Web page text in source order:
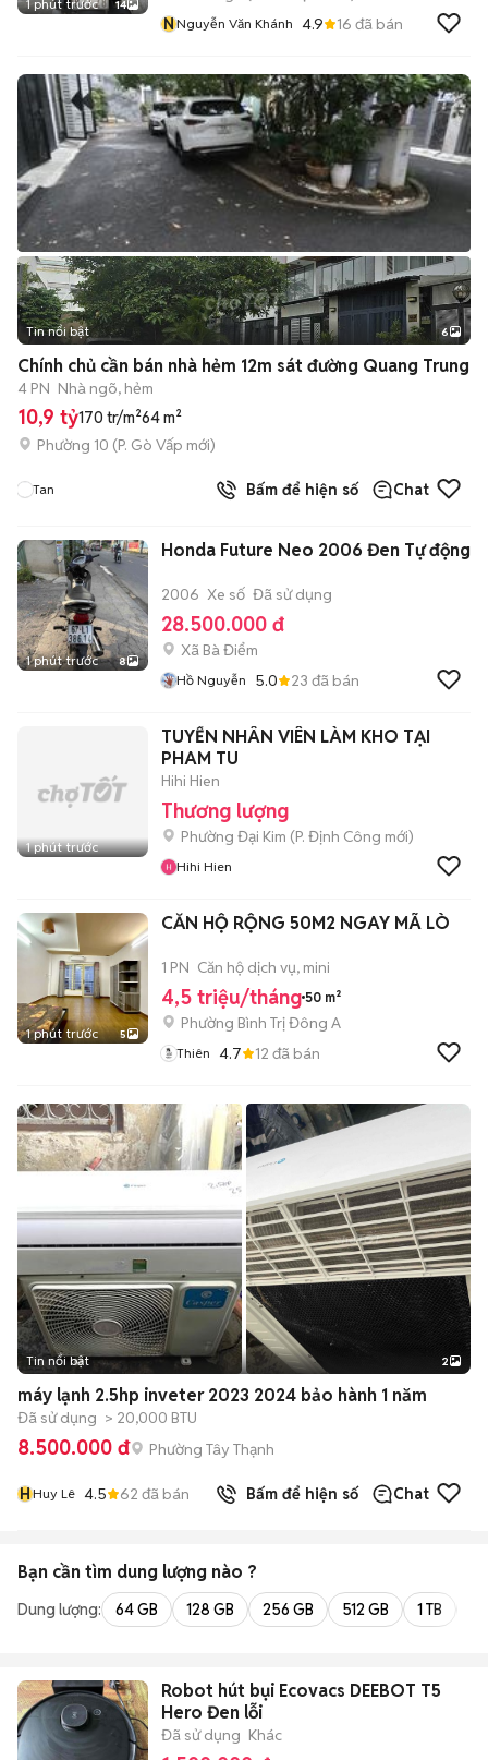
1 phút trước 14
NNguyễn Văn Khánh 4.9 16 đã bán
+2
Tin nổi bật 6
Chính chủ cần bán nhà hẻm 12m sát đường Quang Trung
4 PN Nhà ngõ, hẻm
10,9 tỷ170 tr/m²64 m²
Phường 10 (P. Gò Vấp mới)
Tan Bấm để hiện số Chat
1 phút trước 8
Honda Future Neo 2006 Đen Tự động
2006 Xe số Đã sử dụng
28.500.000 đ
Xã Bà Điểm
Hồ Nguyễn 5.0 23 đã bán
1 phút trước
TUYỂN NHÂN VIÊN LÀM KHO TẠI
PHAM TU
Hihi Hien
Thương lượng
Phường Đại Kim (P. Định Công mới)
Hihi Hien
1 phút trước 5
CĂN HỘ RỘNG 50M2 NGAY MÃ LÒ
1 PN Căn hộ dịch vụ, mini
4,5 triệu/tháng 50 m²
Phường Bình Trị Đông A
Thiên 4.7 12 đã bán
Tin nổi bật 2
máy lạnh 2.5hp inveter 2023 2024 bảo hành 1 năm
Đã sử dụng > 20,000 BTU
8.500.000 đ Phường Tây Thạnh
HHuy Lê 4.5 62 đã bán Bấm để hiện số Chat
Bạn cần tìm dung lượng nào ?
Dung lượng: 64 GB 128 GB 256 GB 512 GB 1 TB
Robot hút bụi Ecovacs DEEBOT T5
Hero Đen lỗi
Đã sử dụng Khác